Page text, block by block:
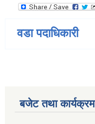
वडा पदाधिकारी
बजेट तथा कार्यक्रम